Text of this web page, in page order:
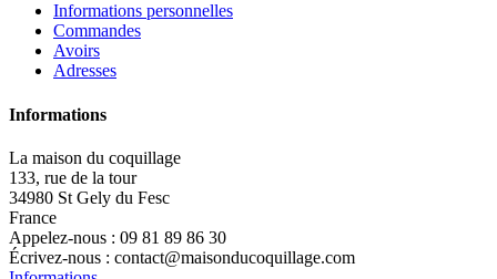
Informations personnelles
Commandes
Avoirs
Adresses
Informations
La maison du coquillage
133, rue de la tour
34980 St Gely du Fesc
France
Appelez-nous : 09 81 89 86 30
Écrivez-nous : contact@maisonducoquillage.com